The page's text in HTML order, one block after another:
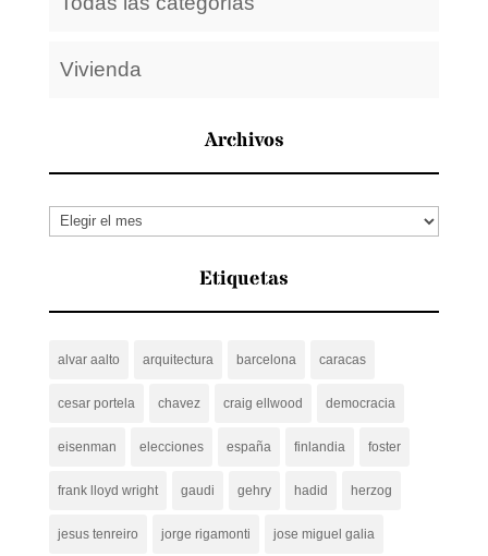
Vivienda
Archivos
Archivos
Etiquetas
alvar aalto arquitectura barcelona caracas
cesar portela chavez craig ellwood democracia
eisenman elecciones españa finlandia foster
frank lloyd wright gaudi gehry hadid herzog
jesus tenreiro jorge rigamonti jose miguel galia